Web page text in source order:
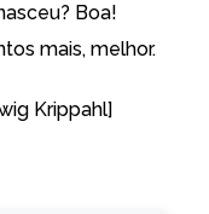
Boa!
mais, melhor.
Krippahl]